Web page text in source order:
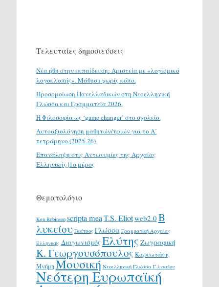
Τελευταίες δημοσιεύσεις
Νέα ήθη στην εκπαίδευση: Αριστεία με «λογισμικό
λογοκλοπής». Μάθηση χωρίς κόπο.
Προσομοίωση Πανελλαδικών στη Νεοελληνική
Γλώσσα και Γραμματεία 2026.
H Φιλοσοφία ως ‘game changer’ στο σχολείο.
Αυτοαξιολόγηση μαθητών/τριών για το Α΄
τετράμηνο (2025-26)
Επανάληψη στις Αντωνυμίες της Αρχαίας
Ελληνικής |1ο μέρος
Θεματολόγιο
Ken Robinson scripta meaT.S. Eliotweb2.0 Β
λυκείου Γκάτσος Γλώσσα Γραμματική Αρχαίας
Ελληνικής ΔιαγωνισμόςΕλύτης Ζωγραφική
Κ. Γεωργουσόπουλος Καρυωτάκης
ΜνήμηΜουσική Νεοελληνική Γλώσσα Γ λυκείου
Νεότερη Ευρωπαϊκή